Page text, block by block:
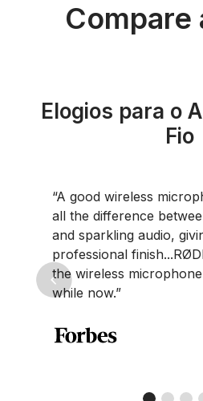
Compare
Elogios para o
Fio
can make
sound
video a
dominated
for a
Previous